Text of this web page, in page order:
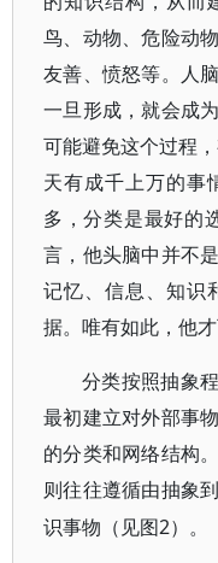
鸟、动物、危险动
友善、愤怒等。人
一旦形成，就会成
可能避免这个过程
天有成千上万的事
多，分类是最好的
言，他头脑中并不
记忆、信息、知识
据。唯有如此，他
分类按照抽象
最初建立对外部事
的分类和网络结构
则往往遵循由抽象
识事物（见图2）。